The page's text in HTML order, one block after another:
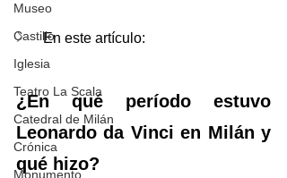
Museo
Castillo
Iglesia
Teatro La Scala
Catedral de Milán
Crónica
Monumento
En este artículo:
¿En qué período estuvo
Leonardo da Vinci en Milán y
qué hizo?